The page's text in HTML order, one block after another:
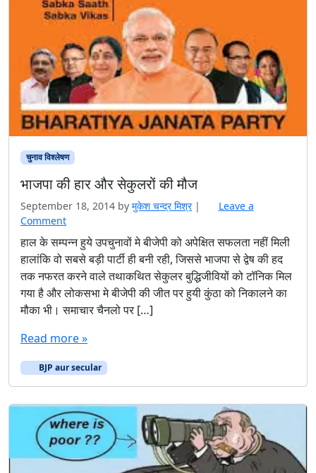
चुनाव विश्‍लेषण
भाजपा की हार और सेकुलरों की मौज
September 18, 2014 by मुकेश चन्‍द्र मिश्र |
Leave a
Comment
हाल के सम्पन्न हुये उपचुनावों मे बीजेपी को अपेक्षित सफलता नहीं मिली
हालांकि वो सबसे बड़ी पार्टी ही बनी रही, जिससे भाजपा से द्वेष की हद
तक नफरत करने वाले तथाकथित सेकुलर बुद्धिजीवियों को टॉनिक मिल
गया है और लोकसभा मे बीजेपी की जीत पर हुयी कुंठा को निकालने का
मौका भी। समाचार चैनलो पर […]
Read more »
BJP aur secular